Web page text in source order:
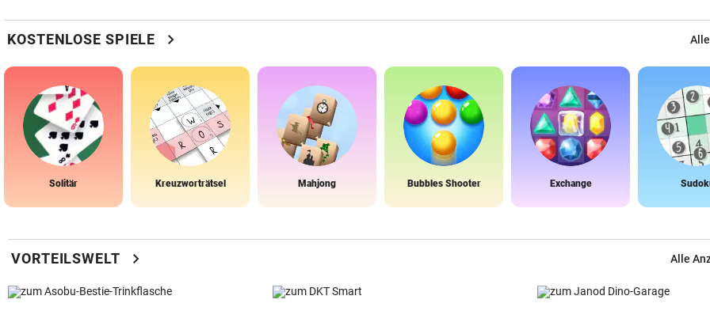
KOSTENLOSE SPIELE chevron_right
Solitär Kreuzworträtsel Mahjong Bubbles Shooter Exchange
VORTEILSWELT chevron_right Alle